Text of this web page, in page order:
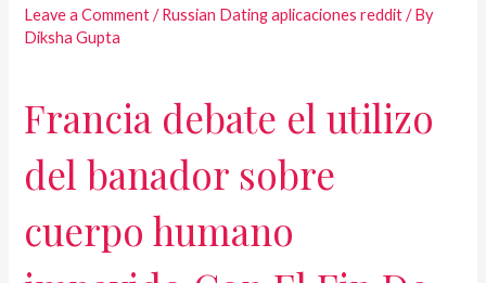
Leave a Comment /Russian Dating aplicaciones reddit/ By
Diksha Gupta
Francia debate el utilizo
del banador sobre
cuerpo humano